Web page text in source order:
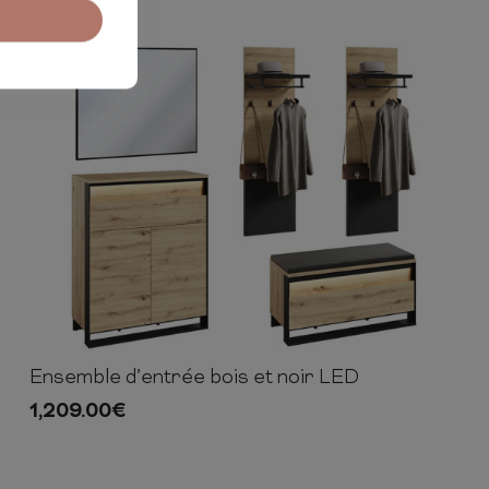
188cm 188cm
Ensemble d’entrée bois et noir LED
1,209.00€